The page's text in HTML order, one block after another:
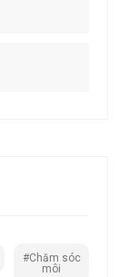
#Chăm sóc
môi